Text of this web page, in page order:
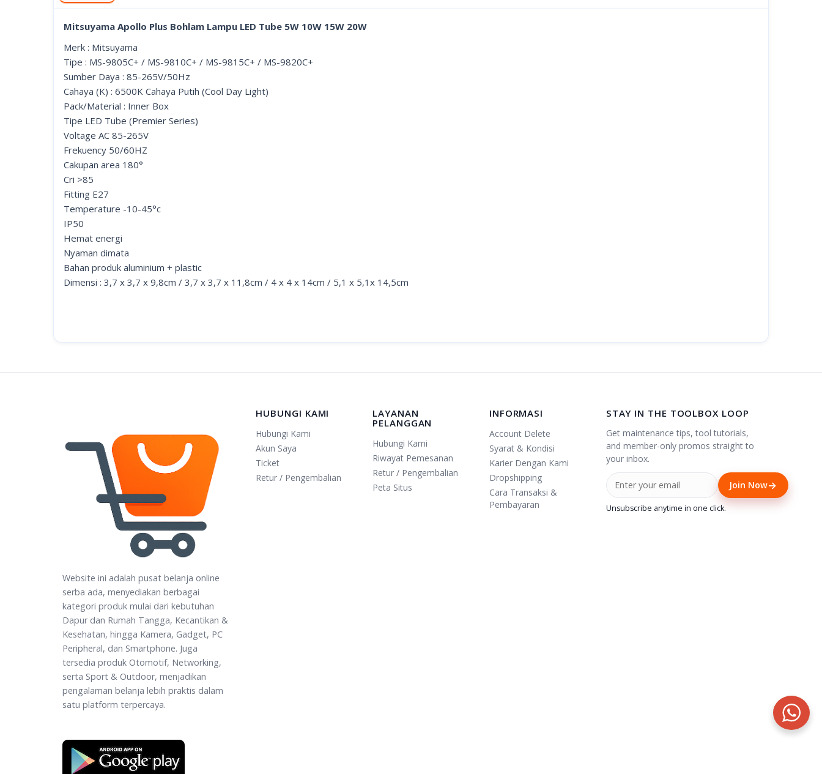
Mitsuyama Apollo Plus Bohlam Lampu LED Tube 5W 10W 15W 20W
Merk : Mitsuyama
Tipe : MS-9805C+ / MS-9810C+ / MS-9815C+ / MS-9820C+
Sumber Daya : 85-265V/50Hz
Cahaya (K) : 6500K Cahaya Putih (Cool Day Light)
Pack/Material : Inner Box
Tipe LED Tube (Premier Series)
Voltage AC 85-265V
Frekuency 50/60HZ
Cakupan area 180°
Cri >85
Fitting E27
Temperature -10-45°c
IP50
Hemat energi
Nyaman dimata
Bahan produk aluminium + plastic
Dimensi : 3,7 x 3,7 x 9,8cm / 3,7 x 3,7 x 11,8cm / 4 x 4 x 14cm / 5,1 x 5,1x 14,5cm
Website ini adalah pusat belanja online
serba ada, menyediakan berbagai
kategori produk mulai dari kebutuhan
Dapur dan Rumah Tangga, Kecantikan &
Kesehatan, hingga Kamera, Gadget, PC
Peripheral, dan Smartphone. Juga
tersedia produk Otomotif, Networking,
serta Sport & Outdoor, menjadikan
pengalaman belanja lebih praktis dalam
satu platform terpercaya.
HUBUNGI KAMI
Hubungi Kami
Akun Saya
Ticket
Retur / Pengembalian
LAYANAN
PELANGGAN
Hubungi Kami
Riwayat Pemesanan
Retur / Pengembalian
Peta Situs
INFORMASI
Account Delete
Syarat & Kondisi
Karier Dengan Kami
Dropshipping
Cara Transaksi &
Pembayaran
STAY IN THE TOOLBOX LOOP
Get maintenance tips, tool tutorials,
and member-only promos straight to
your inbox.
Join Now→
Unsubscribe anytime in one click.